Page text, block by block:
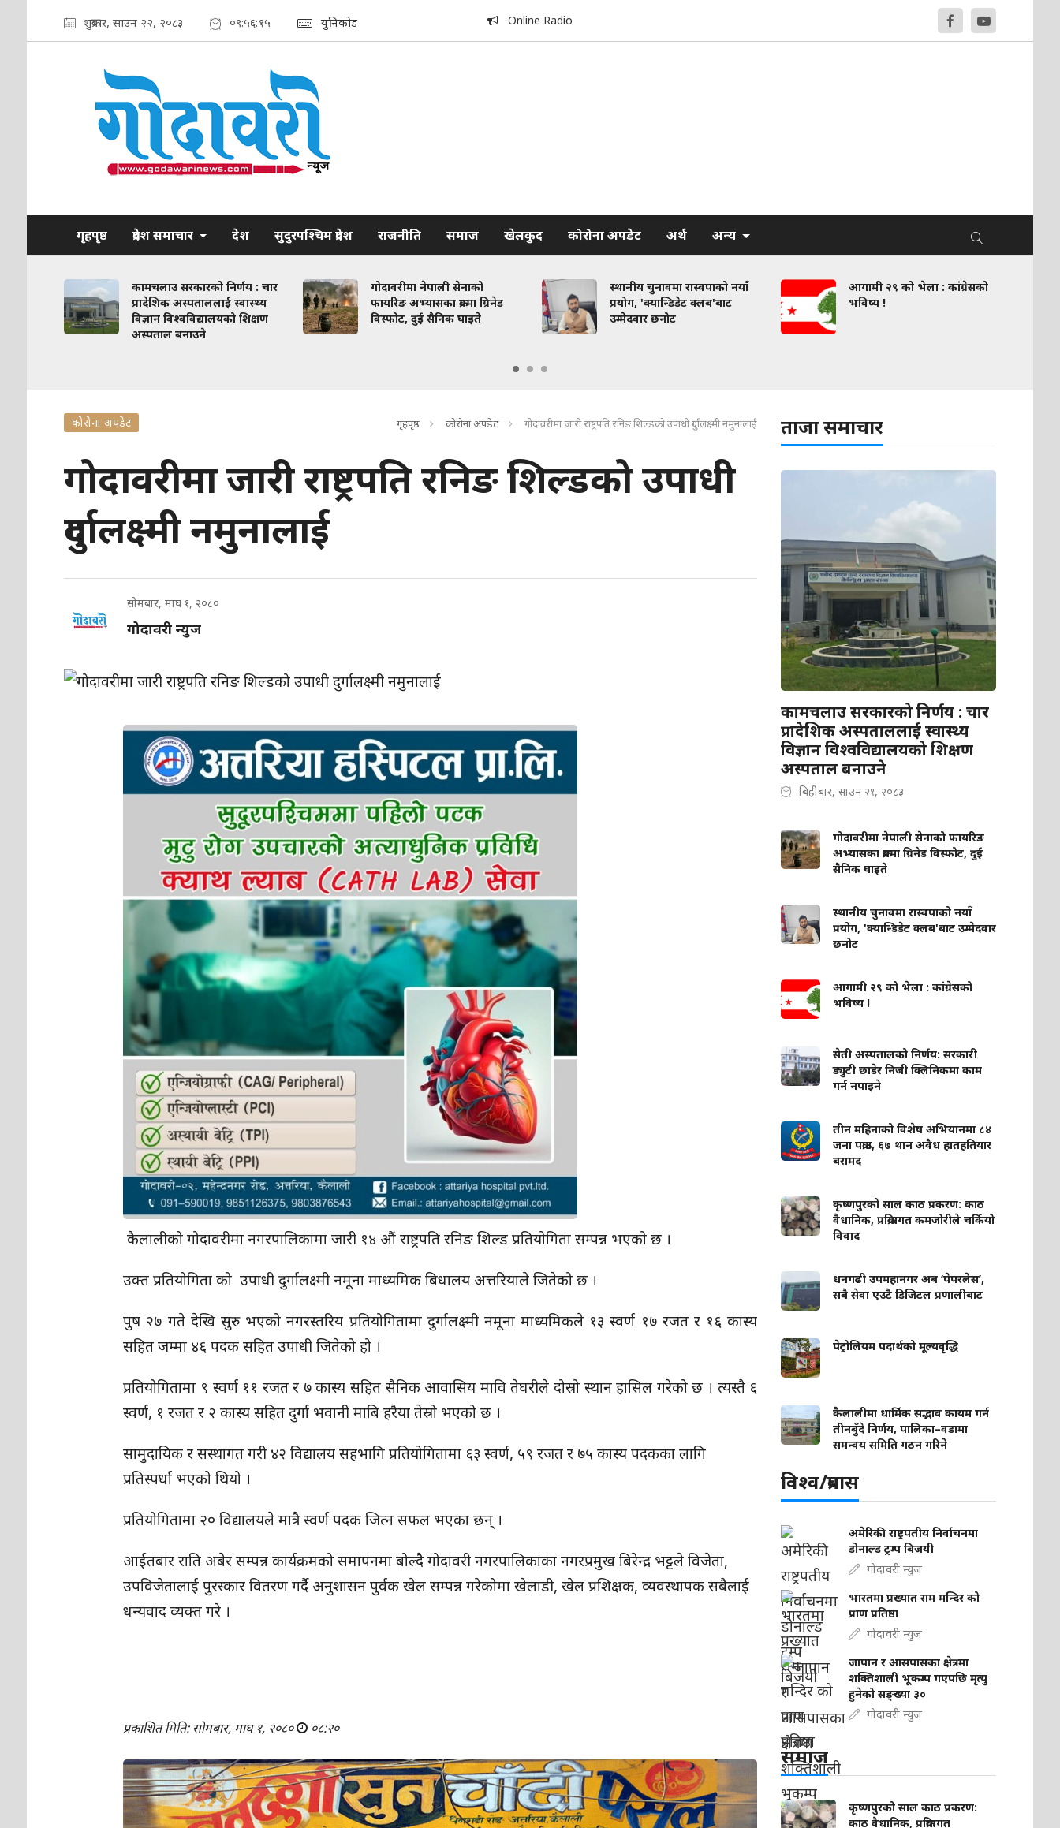
शुक्रबार, साउन २२, २०८३ ०९:५६:१६ युनिकोड Online Radio
गृहपृष्ठ प्रदेश समाचार देश सुदुरपश्चिम प्रदेश राजनीति समाज खेलकुद कोरोना अपडेट अर्थ अन्य
कामचलाउ सरकारको निर्णय : चार
प्रादेशिक अस्पताललाई स्वास्थ्य
विज्ञान विश्वविद्यालयको शिक्षण
अस्पताल बनाउने
गोदावरीमा नेपाली सेनाको
फायरिङ अभ्यासका क्रममा ग्रिनेड
विस्फोट, दुई सैनिक घाइते
स्थानीय चुनावमा रास्वपाको नयाँ
प्रयोग, 'क्यान्डिडेट क्लब'बाट
उम्मेदवार छनोट
आगामी २९ को भेला : कांग्रेसको
भविष्य !
कोरोना अपडेट गृहपृष्ठ कोरोना अपडेट गोदावरीमा जारी राष्ट्रपति रनिङ शिल्डको उपाधी दुर्गालक्ष्मी नमुनालाई
गोदावरीमा जारी राष्ट्रपति रनिङ शिल्डको उपाधी
दुर्गालक्ष्मी नमुनालाई
सोमबार, माघ १, २०८०
गोदावरी न्युज
कैलालीको गोदावरीमा नगरपालिकामा जारी १४ औं राष्ट्रपति रनिङ शिल्ड प्रतियोगिता सम्पन्न भएको छ ।
उक्त प्रतियोगिता को उपाधी दुर्गालक्ष्मी नमूना माध्यमिक बिधालय अत्तरियाले जितेको छ ।
पुष २७ गते देखि सुरु भएको नगरस्तरिय प्रतियोगितामा दुर्गालक्ष्मी नमूना माध्यमिकले १३ स्वर्ण १७ रजत र १६ कास्य
सहित जम्मा ४६ पदक सहित उपाधी जितेको हो ।
प्रतियोगितामा ९ स्वर्ण ११ रजत र ७ कास्य सहित सैनिक आवासिय मावि तेघरीले दोस्रो स्थान हासिल गरेको छ । त्यस्तै ६
स्वर्ण, १ रजत र २ कास्य सहित दुर्गा भवानी माबि हरैया तेस्रो भएको छ ।
सामुदायिक र सस्थागत गरी ४२ विद्यालय सहभागि प्रतियोगितामा ६३ स्वर्ण, ५९ रजत र ७५ कास्य पदकका लागि
प्रतिस्पर्धा भएको थियो ।
प्रतियोगितामा २० विद्यालयले मात्रै स्वर्ण पदक जित्न सफल भएका छन् ।
आईतबार राति अबेर सम्पन्न कार्यक्रमको समापनमा बोल्दै गोदावरी नगरपालिकाका नगरप्रमुख बिरेन्द्र भट्टले विजेता,
उपविजेतालाई पुरस्कार वितरण गर्दै अनुशासन पुर्वक खेल सम्पन्न गरेकोमा खेलाडी, खेल प्रशिक्षक, व्यवस्थापक सबैलाई
धन्यवाद व्यक्त गरे ।
प्रकाशित मिति: सोमबार, माघ १, २०८० ०८:२०
ताजा समाचार
कामचलाउ सरकारको निर्णय : चार
प्रादेशिक अस्पताललाई स्वास्थ्य
विज्ञान विश्वविद्यालयको शिक्षण
अस्पताल बनाउने
बिहीबार, साउन २१, २०८३
गोदावरीमा नेपाली सेनाको फायरिङ
अभ्यासका क्रममा ग्रिनेड विस्फोट, दुई
सैनिक घाइते
स्थानीय चुनावमा रास्वपाको नयाँ
प्रयोग, 'क्यान्डिडेट क्लब'बाट उम्मेदवार
छनोट
आगामी २९ को भेला : कांग्रेसको
भविष्य !
सेती अस्पतालको निर्णय: सरकारी
ड्युटी छाडेर निजी क्लिनिकमा काम
गर्न नपाइने
तीन महिनाको विशेष अभियानमा ८४
जना पक्राउ, ६७ थान अवैध हातहतियार
बरामद
कृष्णपुरको साल काठ प्रकरण: काठ
वैधानिक, प्रक्रियागत कमजोरीले चर्कियो
विवाद
धनगढी उपमहानगर अब ‘पेपरलेस’,
सबै सेवा एउटै डिजिटल प्रणालीबाट
पेट्रोलियम पदार्थको मूल्यवृद्धि
कैलालीमा धार्मिक सद्भाव कायम गर्न
तीनबुँदे निर्णय, पालिका–वडामा
समन्वय समिति गठन गरिने
विश्व/प्रबास
अमेरिकी राष्ट्रपतीय निर्वाचनमा
डोनाल्ड ट्रम्प बिजयी
गोदावरी न्युज
भारतमा प्रख्यात राम मन्दिर को
प्राण प्रतिष्ठा
गोदावरी न्युज
जापान र आसपासका क्षेत्रमा
शक्तिशाली भूकम्प गएपछि मृत्यु
हुनेको सङ्ख्या ३०
गोदावरी न्युज
समाज
कृष्णपुरको साल काठ प्रकरण:
काठ वैधानिक, प्रक्रियागत